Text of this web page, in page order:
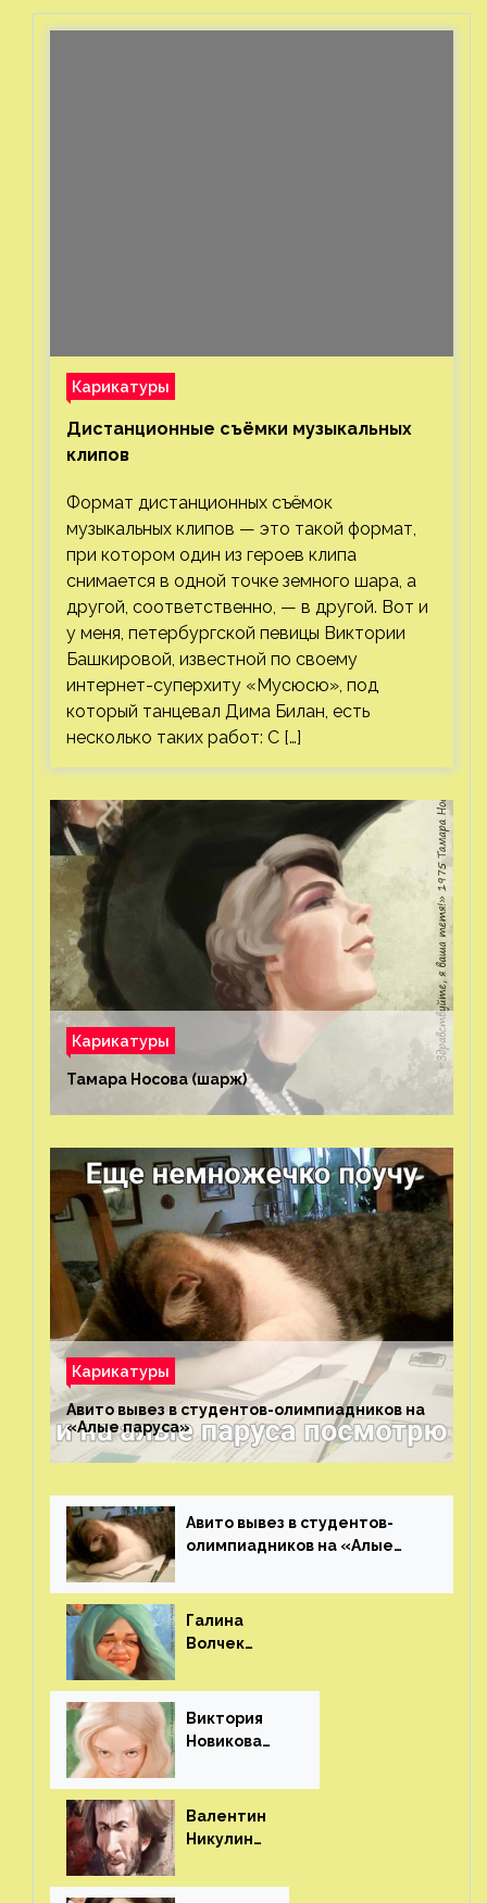
Карикатуры
Дистанционные съёмки музыкальных
клипов⁠⁠
Формат дистанционных съёмок
музыкальных клипов — это такой формат,
при котором один из героев клипа
снимается в одной точке земного шара, а
другой, соответственно, — в другой. Вот и
у меня, петербургской певицы Виктории
Башкировой, известной по своему
интернет-суперхиту «Мусюсю», под
который танцевал Дима Билан, есть
несколько таких работ: С […]
Карикатуры
Тамара Носова (шарж)⁠⁠
Карикатуры
Авито вывез в студентов-олимпиадников на
«Алые паруса»⁠⁠
Авито вывез в студентов-
олимпиадников на «Алые
Галина
Волчек
Виктория
Новикова
Валентин
Никулин